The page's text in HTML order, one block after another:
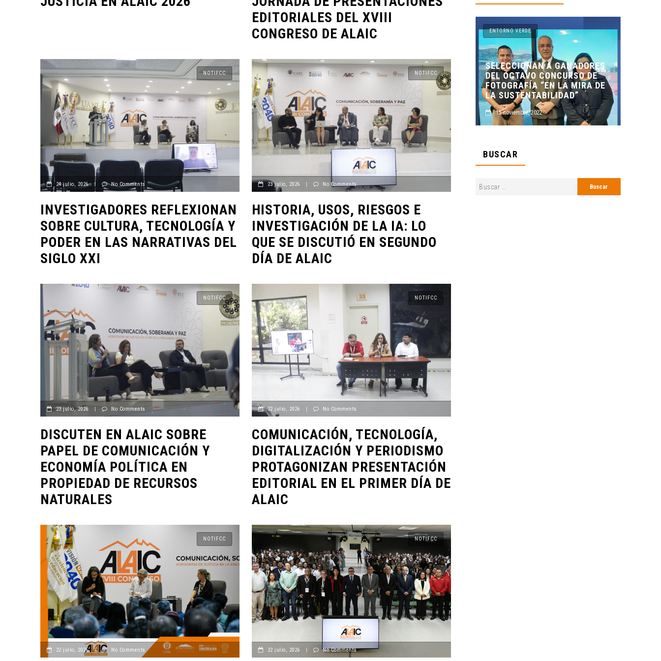
EDITORIALES DEL XVIII
CONGRESO DE ALAIC
NOTIFCC
24 julio, 2026 | No Comments
INVESTIGADORES REFLEXIONAN
SOBRE CULTURA, TECNOLOGÍA Y
PODER EN LAS NARRATIVAS DEL
SIGLO XXI
NOTIFCC
23 julio, 2026 | No Comments
HISTORIA, USOS, RIESGOS E
INVESTIGACIÓN DE LA IA: LO
QUE SE DISCUTIÓ EN SEGUNDO
DÍA DE ALAIC
NOTIFCC
23 julio, 2026 | No Comments
DISCUTEN EN ALAIC SOBRE
PAPEL DE COMUNICACIÓN Y
ECONOMÍA POLÍTICA EN
PROPIEDAD DE RECURSOS
NATURALES
NOTIFCC
22 julio, 2026 | No Comments
COMUNICACIÓN, TECNOLOGÍA,
DIGITALIZACIÓN Y PERIODISMO
PROTAGONIZAN PRESENTACIÓN
EDITORIAL EN EL PRIMER DÍA DE
ALAIC
NOTIFCC
22 julio, 2026 | No Comments
NOTIFCC
22 julio, 2026 | No Comments
SELECCIONAN A GANADORES
DEL OCTAVO CONCURSO DE
FOTOGRAFÍA “EN LA MIRA DE
LA SUSTENTABILIDAD”
15 noviembre, 2022
ENTORNO VERDE
ENTORNO VERDE Y ANIMALIA
PRESENTES EN EL DÍA DE LOS
MUERTOS FCC, UANL.
2 noviembre, 2022
SELECCIONAN A GANADORES
DEL OCTAVO CONCURSO DE
FOTOGRAFÍA “EN LA MIRA DE
LA SUSTENTABILIDAD”
15 noviembre, 2022
ENTORNO VERDE
ENTORNO VERDE Y ANIMALIA
PRESENTES EN EL DÍA DE LOS
MUERTOS FCC, UANL.
2 noviembre, 2022
BUSCAR